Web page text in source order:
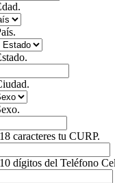
caracteres tu CURP.
dígitos del Teléfono